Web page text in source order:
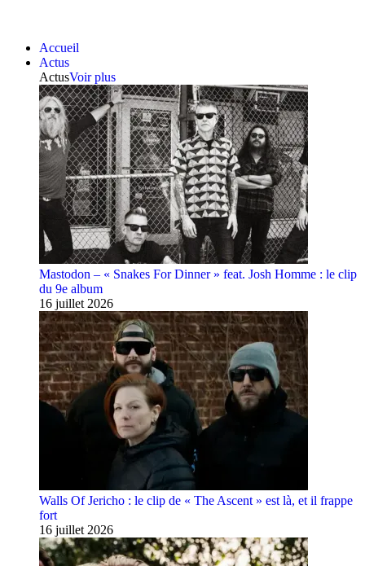
Accueil
Actus
ActusVoir plus
Mastodon – « Snakes For Dinner » feat. Josh Homme : le clip
du 9e album
16 juillet 2026
Walls Of Jericho : le clip de « The Ascent » est là, et il frappe
fort
16 juillet 2026